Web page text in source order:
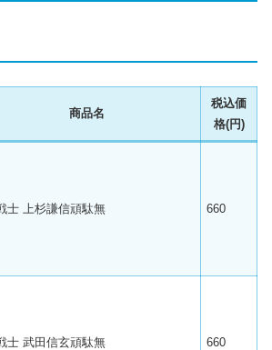
商品名
税込価
格(円)
士 上杉謙信頑駄無 660
士 武田信玄頑駄無 660